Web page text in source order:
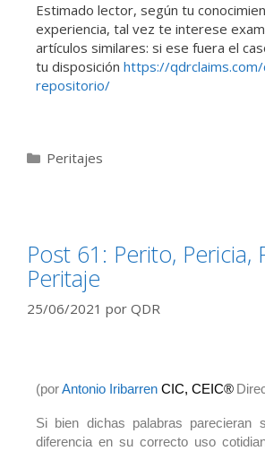
Estimado lector, según tu
experiencia, tal vez te interese
artículos similares: si ese fuera el
tu disposición https://qdrclaims.com/
repositorio/
Peritajes
Post 61: Perito, Pericia,
Peritaje
25/06/2021 por QDR
(porAntonio Iribarren CIC, CEIC®
Si bien dichas palabras parecieran
diferencia en su correcto uso